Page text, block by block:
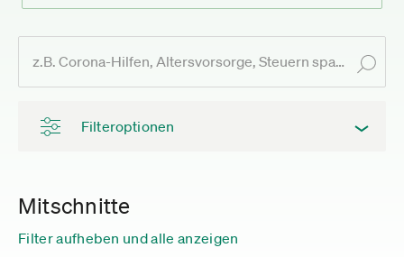
Filteroptionen
Mitschnitte
Filter aufheben und alle anzeigen